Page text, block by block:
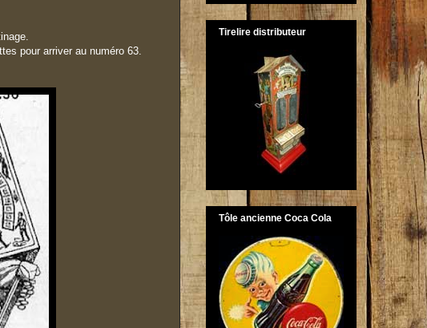
pour arriver au numéro 63.
Tirelire distributeur
Tôle ancienne Coca Cola